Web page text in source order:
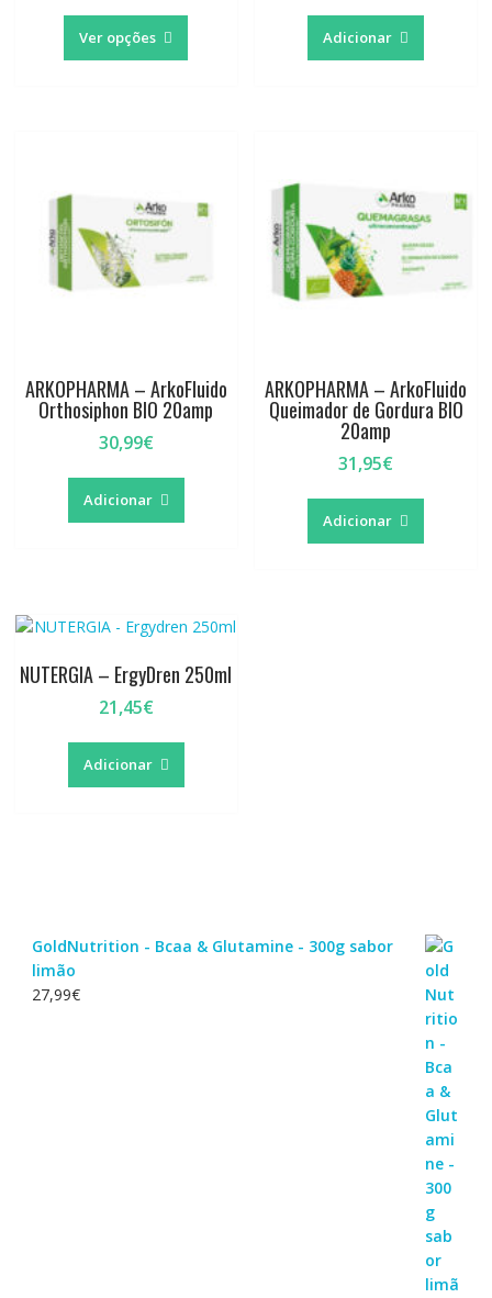
Ver opções
This
has
be
on
the
Adicionar
ARKOPHARMA – ArkoFluido
Orthosiphon BIO 20amp
30,99€
Adicionar
ARKOPHARMA – ArkoFluido
Queimador de Gordura BIO
20amp
31,95€
Adicionar
NUTERGIA – ErgyDren 250ml
21,45€
Adicionar
GoldNutrition - Bcaa & Glutamine - 300g sabor
limão
27,99€